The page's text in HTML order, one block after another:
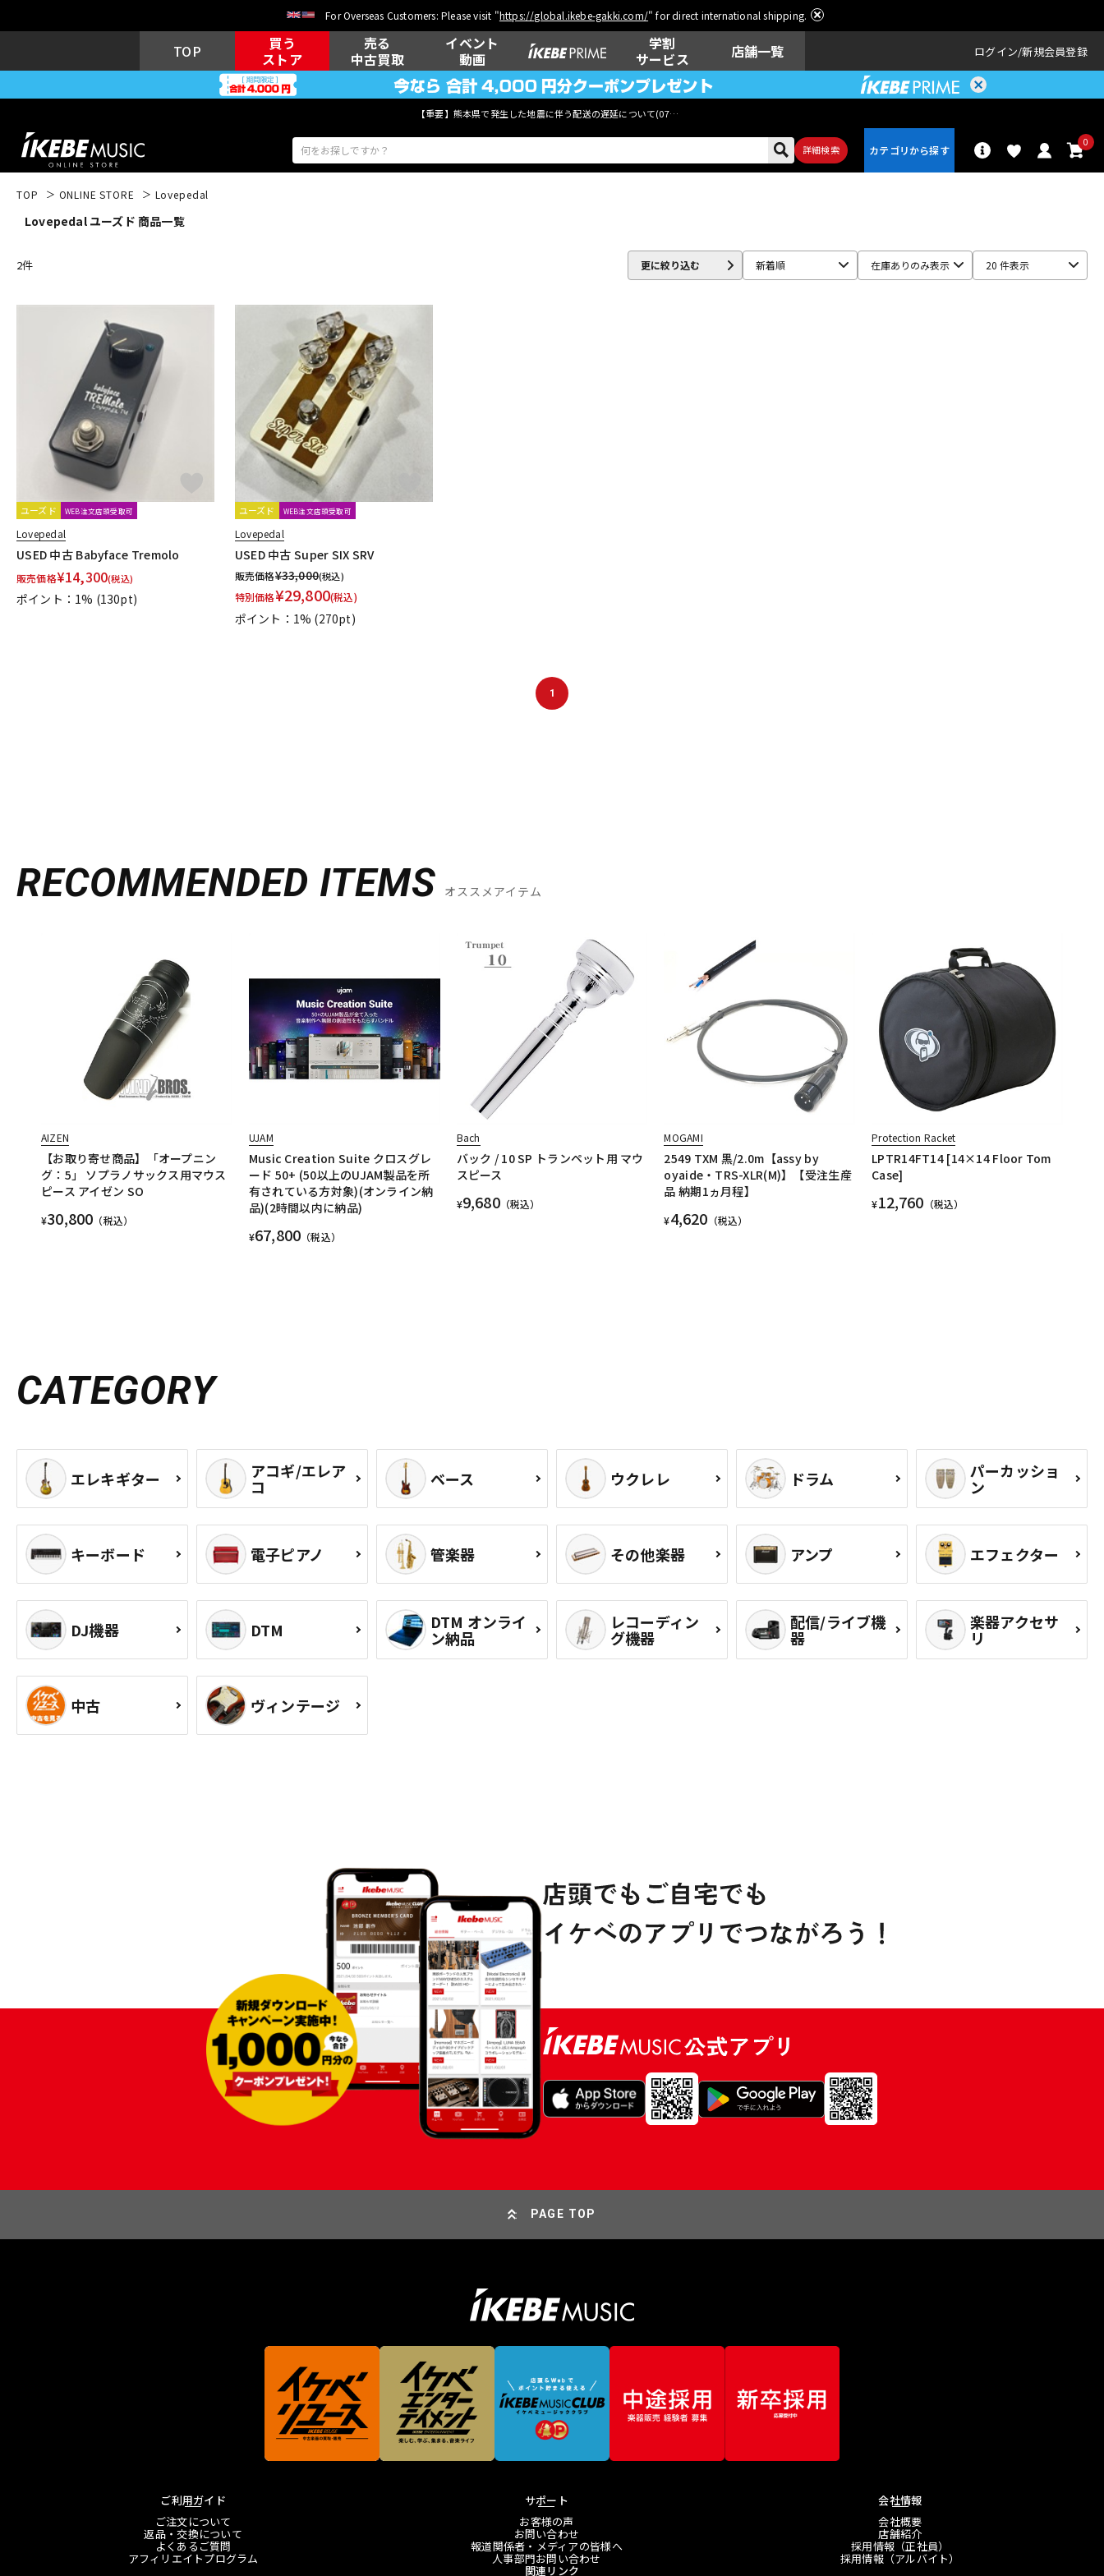
For Overseas Customers: Please visit "https://global.ikebe-gakki.com/" for direct international shipping.
TOP
買う
ストア
売る
中古買取
イベント
動画
学割
サービス
店舗一覧 ログイン 新規会員登録
【重要】熊本県で発生した地震に伴う配送の遅延について(07月29日
詳細検索
0
エレキギター
キーボード 電子ピアノ
DJ機器 DTM
中古 ヴィンテージ
TOP ONLINE STORE Lovepedal
Lovepedal ユーズド 商品一覧
2件 更に絞り込む 新着順 在庫ありのみ表示 20 件表示
ユーズド WEB注文店頭受取可
Lovepedal
USED 中古 Babyface Tremolo
販売価格¥14,300(税込)
ポイント：1% (130pt)
ユーズド WEB注文店頭受取可
Lovepedal
USED 中古 Super SIX SRV
販売価格¥33,000(税込)
特別価格¥29,800(税込)
ポイント：1% (270pt)
1
RECOMMENDED ITEMS オススメアイテム
AIZEN
【お取り寄せ商品】「オープニン
グ：5」 ソプラノサックス用マウス
ピース アイゼン SO
¥30,800 （税込）
UJAM
Music Creation Suite クロスグレ
ード 50+ (50以上のUJAM製品を所
有されている方対象)(オンライン納
品)(2時間以内に納品)
¥67,800 （税込）
Bach
バック / 10 SP トランペット用 マウ
スピース
¥9,680（税込）
MOGAMI
2549 TXM 黒/2.0m【assy by
oyaide・TRS-XLR(M)】【受注生産
品 納期1ヵ月程】
¥4,620 （税込）
Protection Racket
LPTR14FT14 [14×14 Floor Tom
Case]
¥12,760 （税込）
CATEGORY
エレキギター アコギ/エレア
コ ベース ウクレレ ドラム パーカッショ
ン
キーボード 電子ピアノ 管楽器 その他楽器 アンプ エフェクター
DJ機器 DTM DTM オンライ
ン納品
レコーディン
グ機器
配信/ライブ機
器
楽器アクセサ
リ
中古 ヴィンテージ
PAGE TOP
ご利用ガイド
ご注文について
返品・交換について
よくあるご質問
アフィリエイトプログラム
サポート
お客様の声
お問い合わせ
報道関係者・メディアの皆様へ
人事部門お問い合わせ
会社情報
会社概要
店舗紹介
採用情報（正社員）
採用情報（アルバイト）
関連リンク